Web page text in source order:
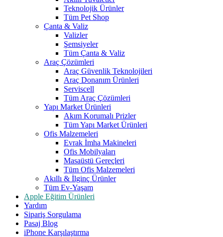
Teknolojik Ürünler
Tüm Pet Shop
Çanta & Valiz
Valizler
Şemsiyeler
Tüm Çanta & Valiz
Araç Çözümleri
Araç Güvenlik Teknolojileri
Araç Donanım Ürünleri
Serviscell
Tüm Araç Çözümleri
Yapı Market Ürünleri
Akım Korumalı Prizler
Tüm Yapı Market Ürünleri
Ofis Malzemeleri
Evrak İmha Makineleri
Ofis Mobilyaları
Masaüstü Gereçleri
Tüm Ofis Malzemeleri
Akıllı & İlginç Ürünler
Tüm Ev-Yaşam
Apple Eğitim Ürünleri
Yardım
Sipariş Sorgulama
Pasaj Blog
iPhone Karşılaştırma